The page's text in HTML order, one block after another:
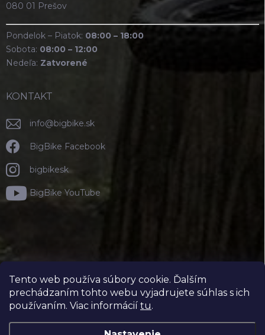
Tento web používa súbory cookie. Ďalším
prechádzaním tohto webu vyjadrujete súhlas s ich
používaním. Viac informácií tu.
080 01 Prešov
Pondelok – Piatok: 08:00 – 18:00
Sobota: 08:00 – 12:00
Nedeľa: Zatvorené
KONTAKT
info@bigbike.sk
BigBike Facebook
bigbikesk
BigBike YouTube